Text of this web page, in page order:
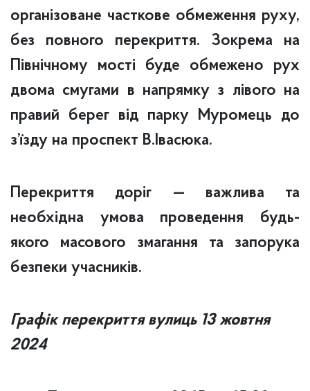
організоване часткове обмеження руху,
без повного перекриття. Зокрема на
Північному мості буде обмежено рух
двома смугами в напрямку з лівого на
правий берег від парку Муромець до
з’їзду на проспект В.Івасюка.
Перекриття доріг — важлива та
необхідна умова проведення будь-
якого масового змагання та запорука
безпеки учасників.
Графік перекриття вулиць 13 жовтня
2024